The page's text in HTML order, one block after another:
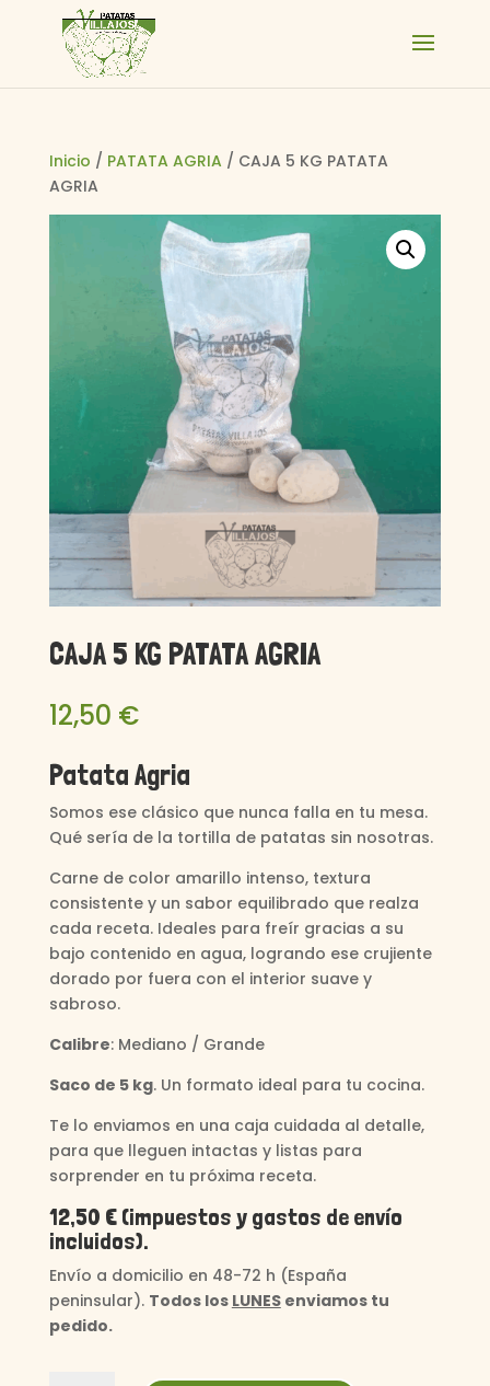
Inicio / PATATA AGRIA/ CAJA 5 KG PATATA
AGRIA
CAJA 5 KG PATATA AGRIA
12,50 €
Patata Agria
Somos ese clásico que nunca falla en tu mesa.
Qué sería de la tortilla de patatas sin nosotras.
Carne de color amarillo intenso, textura
consistente y un sabor equilibrado que realza
cada receta. Ideales para freír gracias a su
bajo contenido en agua, logrando ese crujiente
dorado por fuera con el interior suave y
sabroso.
Calibre: Mediano / Grande
Saco de 5 kg. Un formato ideal para tu cocina.
Te lo enviamos en una caja cuidada al detalle,
para que lleguen intactas y listas para
sorprender en tu próxima receta.
12,50 € (impuestos y gastos de envío
incluidos).
Envío a domicilio en 48-72 h (España
peninsular). Todos los LUNESenviamos tu
pedido.